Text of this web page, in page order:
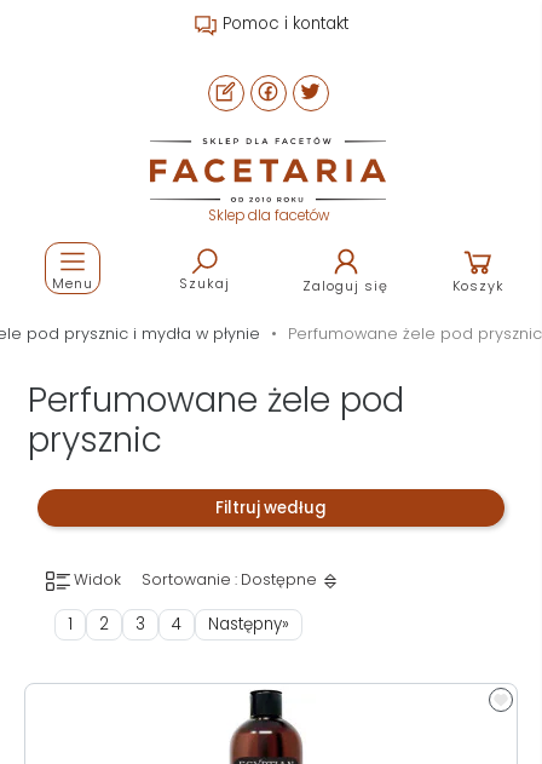
Pomoc i kontakt
Sklep dla facetów
Szukaj Zaloguj się Koszyk
Menu
pod prysznic i mydła w płynie Perfumowane żele pod prysznic
Perfumowane żele pod
prysznic
Filtruj według
Widok Sortowanie : Dostępne
1 2 3 4 Następny»